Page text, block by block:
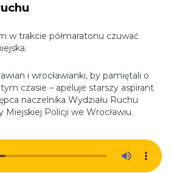
w trakcie półmaratonu czuwać
i wrocławianki, by pamiętali o
czasie – apeluje starszy aspirant
naczelnika Wydziału Ruchu
Policji we Wrocławiu.